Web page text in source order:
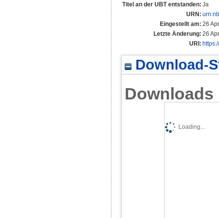
Titel an der UBT entstanden: Ja
URN:
Eingestellt am: 26
Letzte Änderung: 26
URI:
Download-
Downloads
Loading...